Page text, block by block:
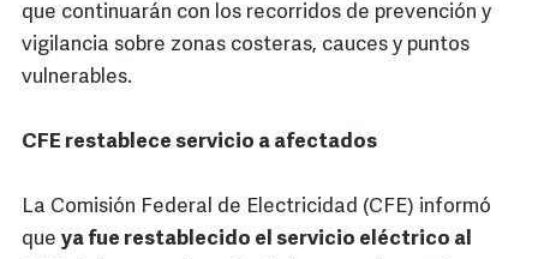
que continuarán con los recorridos de prevención y
vigilancia sobre zonas costeras, cauces y puntos
vulnerables.
CFE restablece servicio a afectados
La Comisión Federal de Electricidad (CFE) informó
que ya fue restablecido el servicio eléctrico al